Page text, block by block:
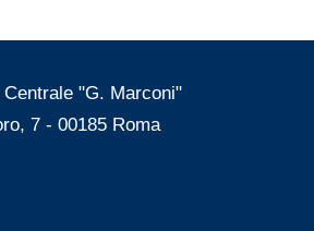
"G. Marconi"
7 - 00185 Roma